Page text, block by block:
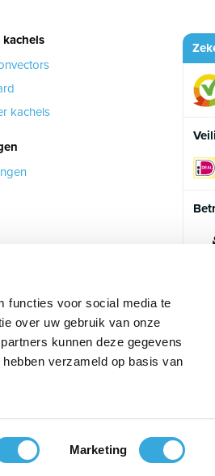
functies voor social media te
over uw gebruik van onze
kunnen deze gegevens
verzameld op basis van
Marketing
kachels